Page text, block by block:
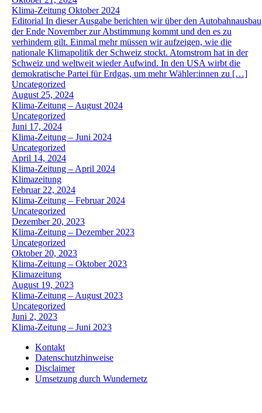
Klima-Zeitung Oktober 2024
Editorial In dieser Ausgabe berichten wir über den
der Ende November zur Abstimmung kommt und den es zu
verhindern gilt. Einmal mehr müssen wir aufzeigen, wie die
nationale Klimapolitik der Schweiz stockt. Atomstrom hat in der
Schweiz und weltweit wieder Aufwind. In den USA wirbt die
demokratische Partei für Erdgas, um mehr Wähler:innen zu […]
Uncategorized
August 25, 2024
Klima-Zeitung – August 2024
Uncategorized
Juni 17, 2024
Klima-Zeitung – Juni 2024
Uncategorized
April 14, 2024
Klima-Zeitung – April 2024
Klimazeitung
Februar 22, 2024
Klima-Zeitung – Februar 2024
Uncategorized
Dezember 20, 2023
Klima-Zeitung – Dezember 2023
Uncategorized
Oktober 20, 2023
Klima-Zeitung – Oktober 2023
Klimazeitung
August 19, 2023
Klima-Zeitung – August 2023
Uncategorized
Juni 2, 2023
Klima-Zeitung – Juni 2023
Kontakt
Datenschutzhinweise
Disclaimer
Umsetzung durch Wundernetz